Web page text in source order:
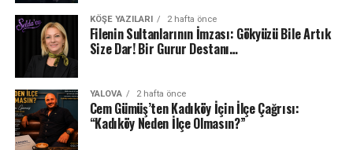
KÖŞE YAZILARI 2 hafta önce
Filenin Sultanlarının İmzası: Gökyüzü Bile Artık
Size Dar! Bir Gurur Destanı…
YALOVA 2 hafta önce
Cem Gümüş’ten Kadıköy İçin İlçe Çağrısı:
“Kadıköy Neden İlçe Olmasın?”